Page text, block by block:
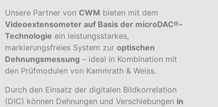
Unsere Partner von CWM bieten mit dem
Videoextensometer auf Basis der microDAC®-
Technologie ein leistungsstarkes,
markierungsfreies System zur optischen
Dehnungsmessung – ideal in Kombination mit
den Prüfmodulen von Kammrath & Weiss.
Durch den Einsatz der digitalen Bildkorrelation
(DIC) können Dehnungen und Verschiebungen in